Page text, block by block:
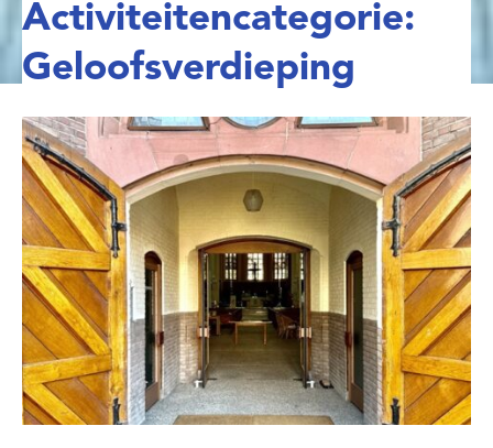
Activiteitencategorie:
Geloofsverdieping